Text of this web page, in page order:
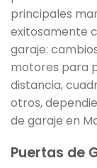
principales
exitosamente
garaje:
motores para
distancia,
otros,
de garaje en
Puertas de